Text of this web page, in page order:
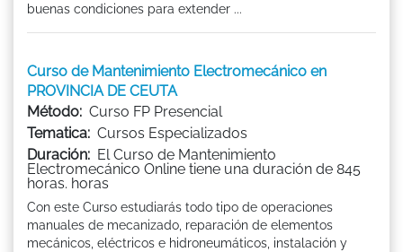
buenas condiciones para extender ...
Curso de Mantenimiento Electromecánico en
PROVINCIA DE CEUTA
Método: Curso FP Presencial
Tematica: Cursos Especializados
Duración: El Curso de Mantenimiento
Electromecánico Online tiene una duración de 845
horas. horas
Con este Curso estudiarás todo tipo de operaciones
manuales de mecanizado, reparación de elementos
mecánicos, eléctricos e hidroneumáticos, instalación y